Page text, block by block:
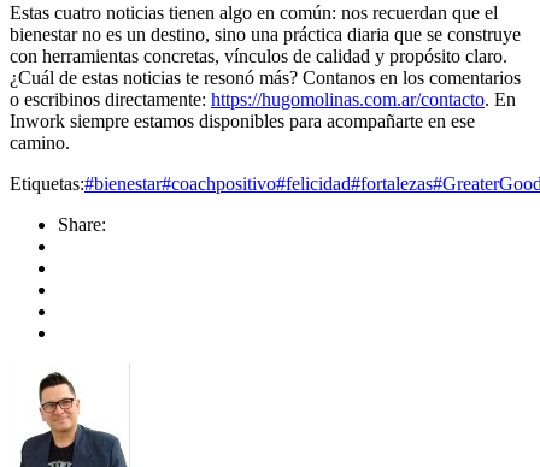
Estas cuatro noticias tienen algo en común: nos recuerdan que el
bienestar no es un destino, sino una práctica diaria que se construye
con herramientas concretas, vínculos de calidad y propósito claro.
¿Cuál de estas noticias te resonó más? Contanos en los comentarios
o escribinos directamente: https://hugomolinas.com.ar/contacto. En
Inwork siempre estamos disponibles para acompañarte en ese
camino.
Etiquetas:#bienestar#coachpositivo#felicidad#fortalezas
Share: